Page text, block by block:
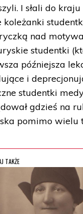
I słali do
koleżanki
nad
studentki
późniejsza
i
studentki
gdzieś na
pomimo wielu
TAKŻE